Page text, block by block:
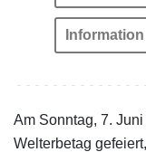
Information
Am Sonntag, 7.
Welterbetag